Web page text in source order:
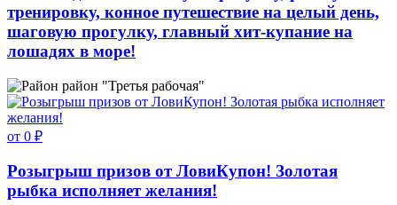
тренировку, конное путешествие на целый день,
шаговую прогулку, главный хит-купание на
лошадях в море!
район "Третья рабочая"
от 0 ₽
Розыгрыш призов от ЛовиКупон! Золотая
рыбка исполняет желания!